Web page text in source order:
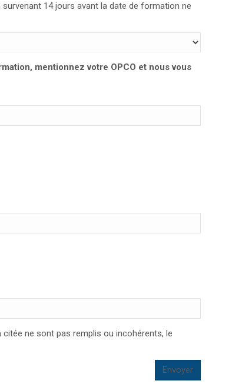
14 jours avant la date de formation ne
mentionnez votre OPCO et nous vous
ne sont pas remplis ou incohérents, le